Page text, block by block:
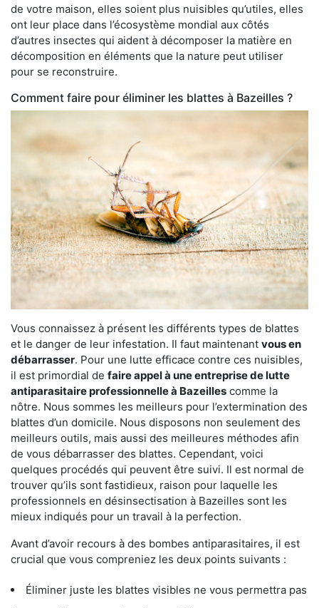
de votre maison, elles soient plus nuisibles qu’utiles, elles
ont leur place dans l’écosystème mondial aux côtés
d’autres insectes qui aident à décomposer la matière en
décomposition en éléments que la nature peut utiliser
pour se reconstruire.
Comment faire pour éliminer les blattes à Bazeilles ?
Vous connaissez à présent les différents types de blattes
et le danger de leur infestation. Il faut maintenant vous en
débarrasser. Pour une lutte efficace contre ces nuisibles,
il est primordial de faire appel à une entreprise de lutte
antiparasitaire professionnelle à Bazeilles comme la
nôtre. Nous sommes les meilleurs pour l’extermination des
blattes d’un domicile. Nous disposons non seulement des
meilleurs outils, mais aussi des meilleures méthodes afin
de vous débarrasser des blattes. Cependant, voici
quelques procédés qui peuvent être suivi. Il est normal de
trouver qu’ils sont fastidieux, raison pour laquelle les
professionnels en désinsectisation à Bazeilles sont les
mieux indiqués pour un travail à la perfection.
Avant d’avoir recours à des bombes antiparasitaires, il est
crucial que vous compreniez les deux points suivants :
Éliminer juste les blattes visibles ne vous permettra pas